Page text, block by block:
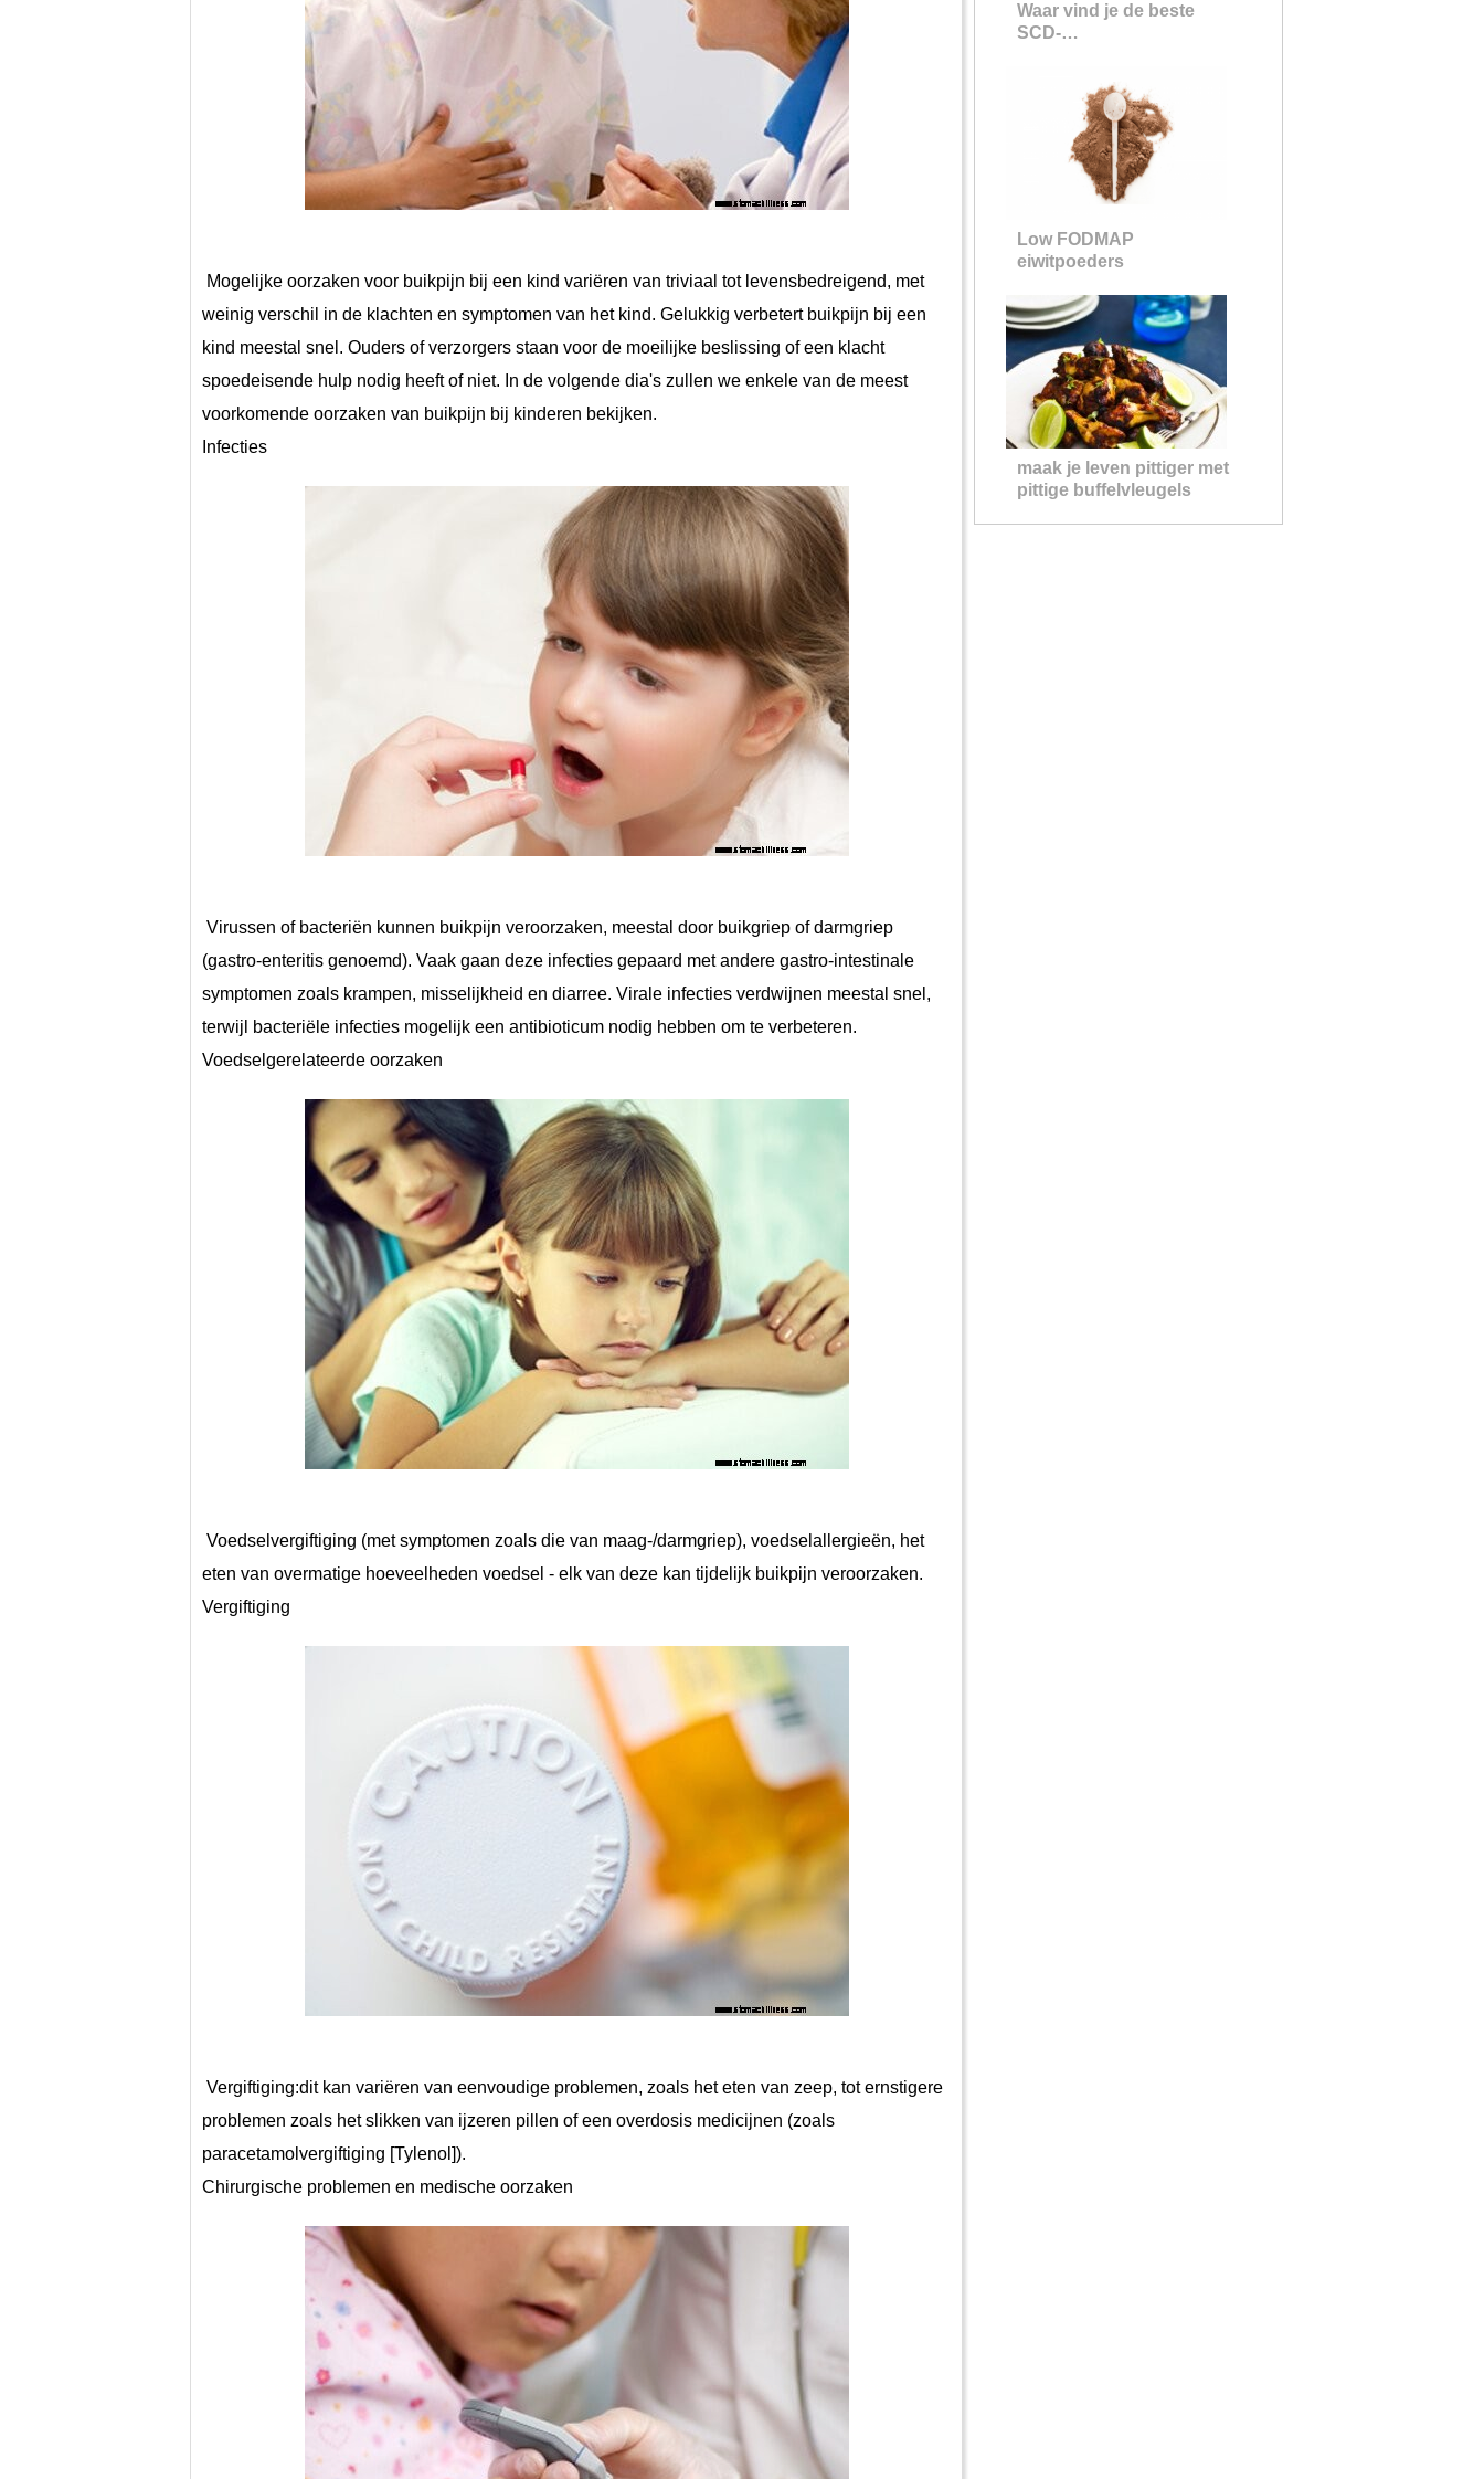
weinig verschil in de klachten en symptomen van het kind. Gelukkig verbetert buikpijn bij een
kind meestal snel. Ouders of verzorgers staan ​​voor de moeilijke beslissing of een klacht
spoedeisende hulp nodig heeft of niet. In de volgende dia's zullen we enkele van de meest
voorkomende oorzaken van buikpijn bij kinderen bekijken.
Infecties
(gastro-enteritis genoemd). Vaak gaan deze infecties gepaard met andere gastro-intestinale
symptomen zoals krampen, misselijkheid en diarree. Virale infecties verdwijnen meestal snel,
terwijl bacteriële infecties mogelijk een antibioticum nodig hebben om te verbeteren.
Voedselgerelateerde oorzaken
eten van overmatige hoeveelheden voedsel - elk van deze kan tijdelijk buikpijn veroorzaken.
Vergiftiging
problemen zoals het slikken van ijzeren pillen of een overdosis medicijnen (zoals
paracetamolvergiftiging [Tylenol]).
Chirurgische problemen en medische oorzaken
Waar vind je de beste
SCD-
Low FODMAP
eiwitpoeders
maak je leven pittiger met
pittige buffelvleugels